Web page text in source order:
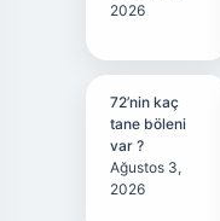
2026
72’nin kaç
tane böleni
var ?
Ağustos 3,
2026